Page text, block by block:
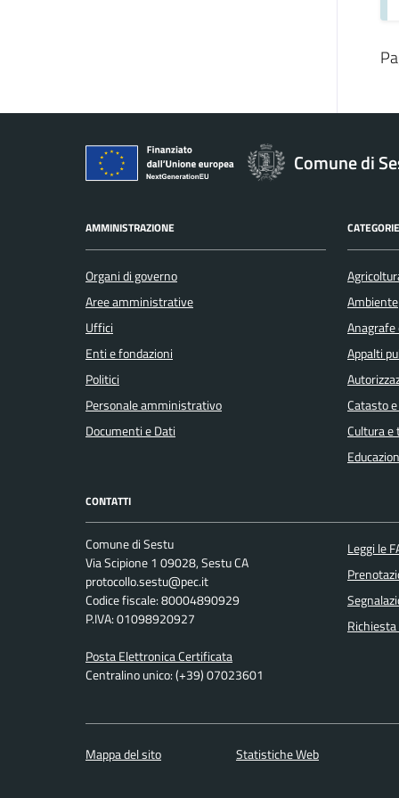
Comune di
AMMINISTRAZIONE
Organi di governo
Aree amministrative
Uffici
Enti e fondazioni
Politici
Personale amministrativo
Documenti e Dati
Ambiente
Appalti
Catasto
Cultura e
CONTATTI
Comune di Sestu
Via Scipione 1 09028, Sestu CA
protocollo.sestu@pec.it
Codice fiscale: 80004890929
P.IVA: 01098920927
Posta Elettronica Certificata
Centralino unico: (+39) 07023601
Leggi le
Mappa del sito Statistiche Web